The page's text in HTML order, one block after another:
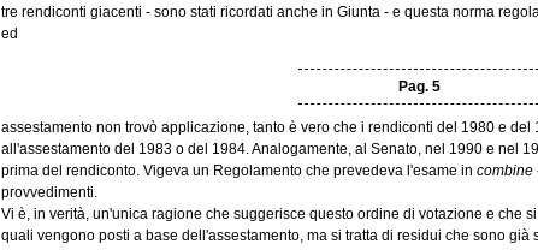
tre rendiconti giacenti - sono stati ricordati anche in Giunta - e questa norma
ed
Pag. 5
assestamento non trovò applicazione, tanto è vero che i rendiconti del 1980 e
all'assestamento del 1983 o del 1984. Analogamente, al Senato, nel 1990 e nel
prima del rendiconto. Vigeva un Regolamento che prevedeva l'esame in combine
provvedimenti.
Vi è, in verità, un'unica ragione che suggerisce questo ordine di votazione e che
quali vengono posti a base dell'assestamento, ma si tratta di residui che sono già